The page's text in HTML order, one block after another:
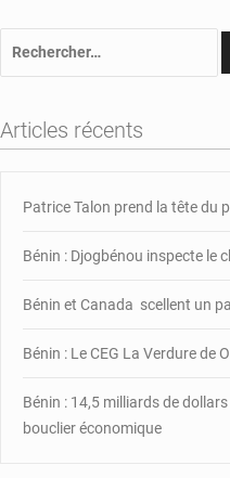
Articles récents
Patrice Talon prend la tête du
Bénin : Djogbénou inspecte le
Bénin et Canada scellent un
Bénin : Le CEG La Verdure de
Bénin : 14,5 milliards de
bouclier économique